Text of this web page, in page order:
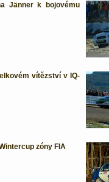
Jänner k bojovému
vítězství v IQ-
zóny FIA